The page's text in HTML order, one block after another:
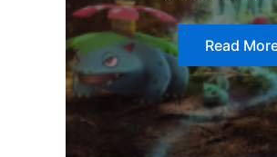
Read